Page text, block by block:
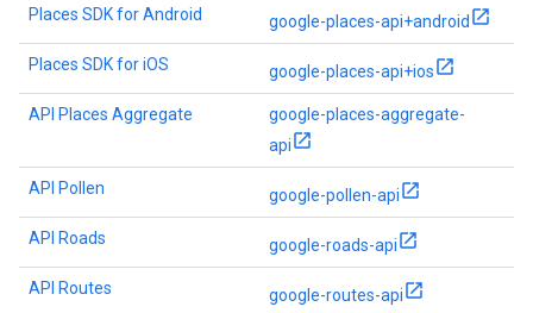
Places SDK for Android google-places-api+android
Places SDK for iOS google-places-api+ios
API Places Aggregate
google-places-aggregate-
api
API Pollen google-pollen-api
API Roads google-roads-api
API Routes google-routes-api